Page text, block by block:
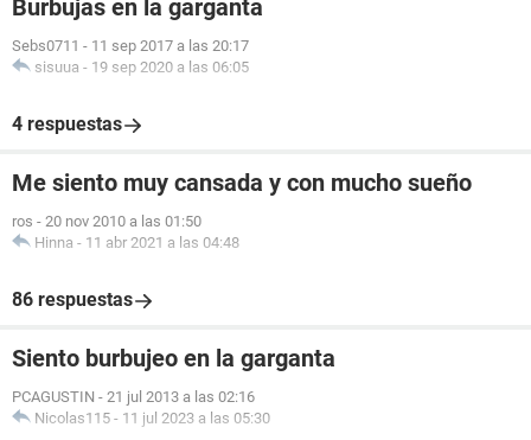
Burbujas en la garganta
Sebs0711 - 11 sep 2017 a las 20:17
sisuua - 19 sep 2020 a las 06:05
4 respuestas
Me siento muy cansada y con mucho sueño
ros - 20 nov 2010 a las 01:50
Hinna - 11 abr 2021 a las 04:48
86 respuestas
Siento burbujeo en la garganta
PCAGUSTIN - 21 jul 2013 a las 02:16
Nicolas115 - 11 jul 2023 a las 05:30